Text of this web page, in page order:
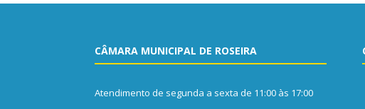
CÂMARA MUNICIPAL DE ROSEIRA
Atendimento de segunda a sexta de 11:00 às 17:00